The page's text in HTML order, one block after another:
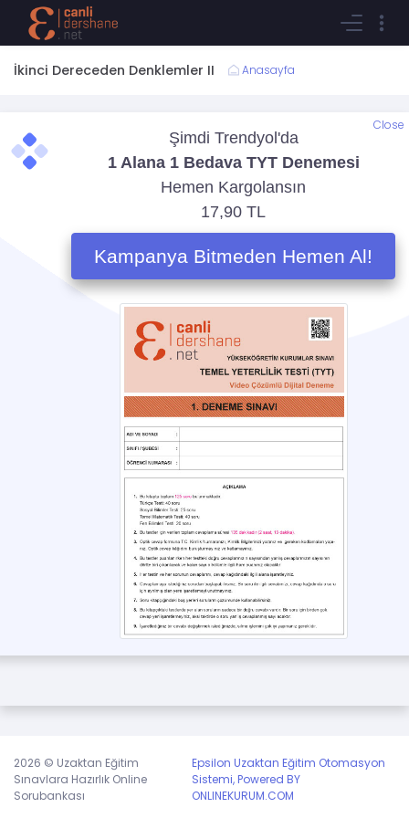
İkinci Dereceden Denklemler II Anasayfa
Bu içerik sadece öğrencilerimiz içindir. Dilerseniz öğrencimiz
olmak için aşağıdaki paketlerden birine sahip olarak bu
Aylık Eğitim Aboneliği
Tüm içeriklere sınırsız erişim abonelik ücreti99 TL
İçeriği takip ederken sistem izleme
geçmişinizi/test cevaplarınızı vb sizin için tutar.
Bundan dolayı üye olmanız kendi geçmişiniz
açısından iyi olur.
giriş yapınız.
2026 © Uzaktan Eğitim
Sınavlara Hazırlık Online
Sorubankası
Epsilon Uzaktan Eğitim Otomasyon
Sistemi, Powered BY
ONLINEKURUM.COM
Close